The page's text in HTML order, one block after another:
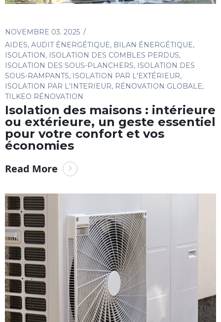
NOVEMBRE 03. 2025
AIDES, AUDIT ÉNERGÉTIQUE, BILAN ÉNERGÉTIQUE,
ISOLATION, ISOLATION DES COMBLES PERDUS,
ISOLATION DES SOUS-PLANCHERS, ISOLATION DES
SOUS-RAMPANTS, ISOLATION PAR L'EXTÉRIEUR,
ISOLATION PAR L'INTERIEUR, RÉNOVATION GLOBALE,
TILKEO RÉNOVATION
Isolation des maisons : intérieure
ou extérieure, un geste essentiel
pour votre confort et vos
économies
Read More